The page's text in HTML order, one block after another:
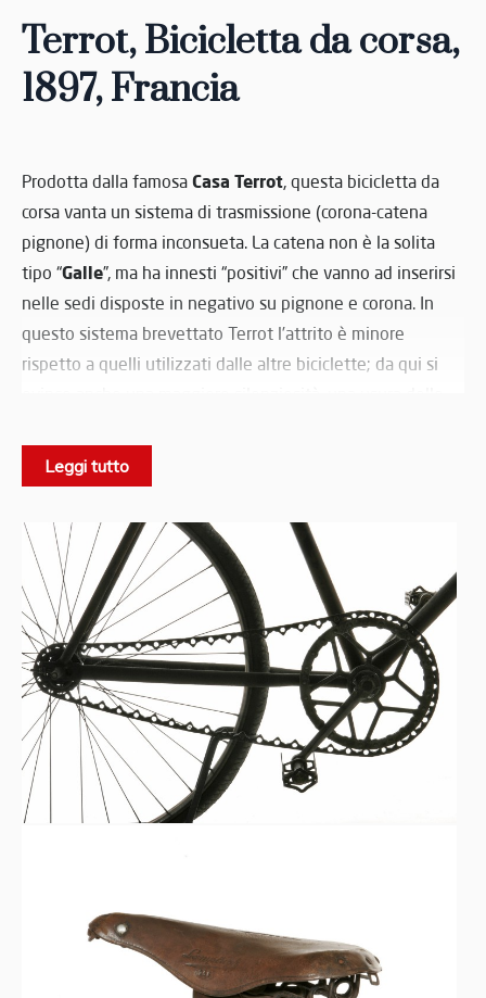
Terrot, Bicicletta da corsa,
1897, Francia
Prodotta dalla famosa Casa Terrot, questa bicicletta da
corsa vanta un sistema di trasmissione (corona-catena
pignone) di forma inconsueta. La catena non è la solita
tipo “Galle”, ma ha innesti “positivi” che vanno ad inserirsi
nelle sedi disposte in negativo su pignone e corona. In
questo sistema brevettato Terrot l’attrito è minore
rispetto a quelli utilizzati dalle altre biciclette; da qui si
dispersione di energia profusa nella pedalata. Nonostante
la sua validità questa innovazione non ha avuto ulteriori
produttivo. Questa bicicletta veniva venduta “da listino” a
425 Franchi.
Note tecniche:
Particolare catena di nuovo brevetto
Pignone staccabile
Raggi tangenti rinforzati
Pedali di nuova forma a “sega”
Manubrio “Buffalo”
Impugnatura liège indétachables
Leggi tutto